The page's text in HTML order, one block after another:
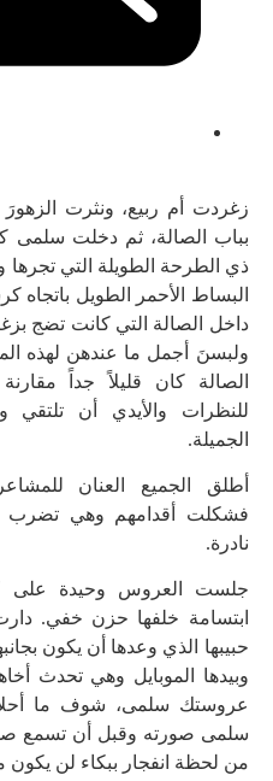
زغردت أم ربيع، ونثرت
بباب الصالة، ثم دخلت سلمى
ذي الطرحة الطويلة التي تجرها
البساط الأحمر الطويل
داخل الصالة التي كانت تضج
ولبسنَ أجمل ما عندهن لهذه
الصالة كان قليلاً جداً
للنظرات والأيدي أن
الجميلة.
أطلق الجميع العنان
فشكلت أقدامهم وهي تضرب
نادرة.
جلست العروس وحيدة على
ابتسامة خلفها حزن خفي.
حبيبها الذي وعدها أن يكون
وبيدها الموبايل وهي تحدث
عروستك سلمى، شوف ما
سلمى صورته وقبل أن تسمع
من لحظة انفجار ببكاء لن